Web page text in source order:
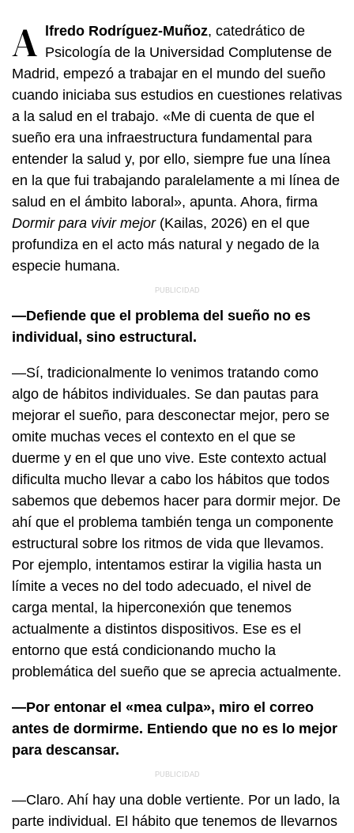
A lfredo Rodríguez-Muñoz, catedrático de
Psicología de la Universidad Complutense de
Madrid, empezó a trabajar en el mundo del sueño
cuando iniciaba sus estudios en cuestiones relativas
a la salud en el trabajo. «Me di cuenta de que el
sueño era una infraestructura fundamental para
entender la salud y, por ello, siempre fue una línea
en la que fui trabajando paralelamente a mi línea de
salud en el ámbito laboral», apunta. Ahora, firma
Dormir para vivir mejor(Kailas, 2026) en el que
profundiza en el acto más natural y negado de la
especie humana.
—Defiende que el problema del sueño no es
individual, sino estructural.
—Sí, tradicionalmente lo venimos tratando como
algo de hábitos individuales. Se dan pautas para
mejorar el sueño, para desconectar mejor, pero se
omite muchas veces el contexto en el que se
duerme y en el que uno vive. Este contexto actual
dificulta mucho llevar a cabo los hábitos que todos
sabemos que debemos hacer para dormir mejor. De
ahí que el problema también tenga un componente
estructural sobre los ritmos de vida que llevamos.
Por ejemplo, intentamos estirar la vigilia hasta un
límite a veces no del todo adecuado, el nivel de
carga mental, la hiperconexión que tenemos
actualmente a distintos dispositivos. Ese es el
entorno que está condicionando mucho la
problemática del sueño que se aprecia actualmente.
—Por entonar el «mea culpa», miro el correo
antes de dormirme. Entiendo que no es lo mejor
para descansar.
—Claro. Ahí hay una doble vertiente. Por un lado, la
parte individual. El hábito que tenemos de llevarnos